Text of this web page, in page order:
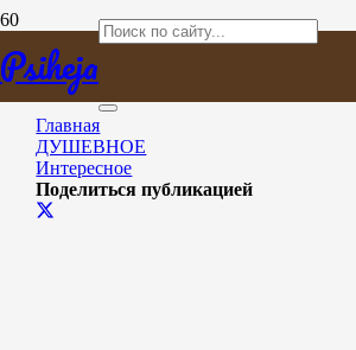
Psiheja
Интересное
Главная
ДУШЕВНОЕ
Интересное
Поделиться публикацией